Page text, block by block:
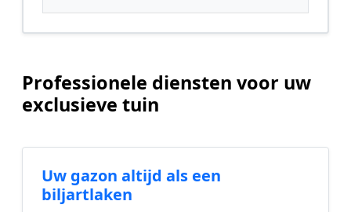
Professionele diensten voor uw
exclusieve tuin
Uw gazon altijd als een
biljartlaken